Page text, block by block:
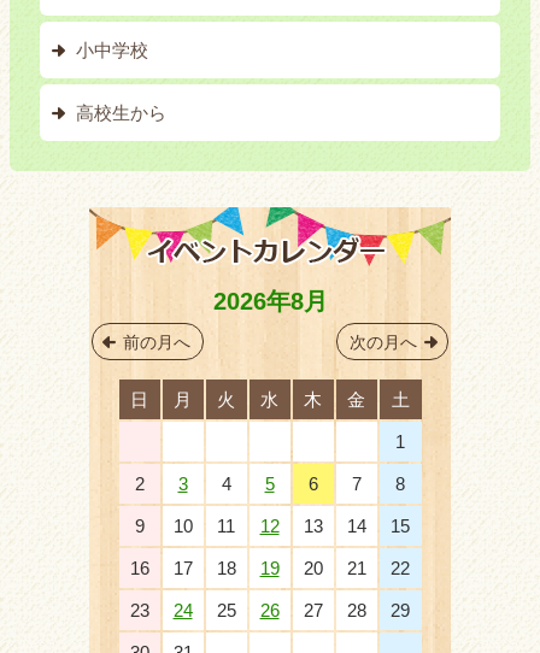
小中学校
高校生から
前の月へ 次の月へ
2026年8月
日 月 火 水 木 金 土
1
2 3 4 5 6 7 8
9 10 11 12 13 14 15
16 17 18 19 20 21 22
23 24 25 26 27 28 29